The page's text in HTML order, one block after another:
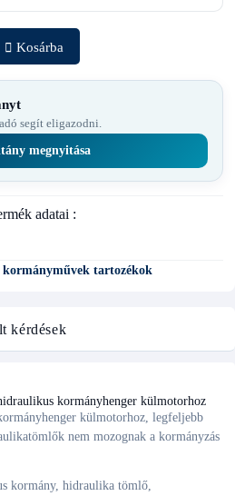
Kosárba
segít eligazodni.
megnyitása
adatai :
tartozékok
kérdések
kormányhenger külmotorhoz
külmotorhoz, legfeljebb
nem mozognak a kormányzás
kormány, hidraulika tömlő,